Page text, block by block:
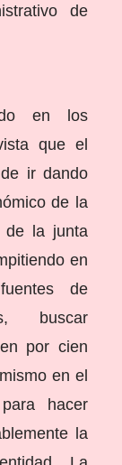
de
en los
que el
ir dando
de la
de la junta
en
de
buscar
por cien
en el
hacer
la